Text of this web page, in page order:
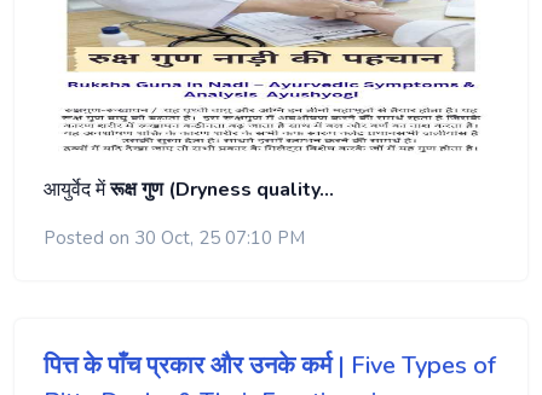
आयुर्वेद मेंरूक्ष गुण (Dryness quality…
Posted on 30 Oct, 25 07:10 PM
पित्त के पाँच प्रकार और उनके कर्म | Five Types of